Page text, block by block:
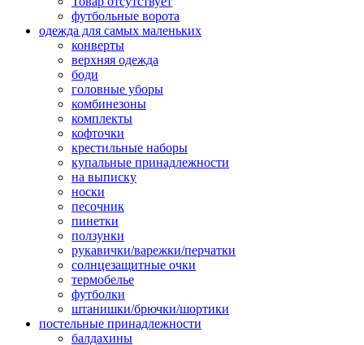
футбольные ворота
одежда для самых маленьких
конверты
верхняя одежда
боди
головные уборы
комбинезоны
комплекты
кофточки
крестильные наборы
купальные принадлежности
на выписку
носки
песочник
пинетки
ползунки
рукавички/варежки/перчатки
солнцезащитные очки
термобелье
футболки
штанишки/брючки/шортики
постельные принадлежности
балдахины